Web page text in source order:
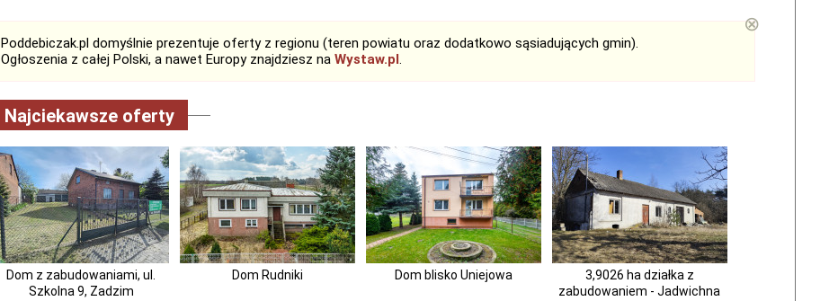
Poddebiczak.pl domyślnie prezentuje oferty z regionu (teren powiatu oraz dodatkowo sąsiadujących gmin).
Ogłoszenia z całej Polski, a nawet Europy znajdziesz na Wystaw.pl.
⊗
Najciekawsze oferty
Dom z zabudowaniami, ul.
Szkolna 9, Zadzim
Dom Rudniki Dom blisko Uniejowa
3,9026 ha działka z
zabudowaniem - Jadwichna